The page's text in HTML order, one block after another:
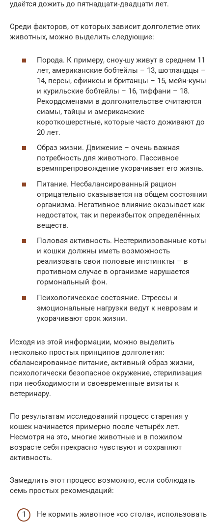
удаётся дожить до пятнадцати-двадцати лет.
Среди факторов, от которых зависит долголетие этих
животных, можно выделить следующие:
Порода. К примеру, сноу-шу живут в среднем 11
лет, американские бобтейлы – 13, шотландцы –
14, персы, сфинксы и британцы – 15, мейн-куны
и курильские бобтейлы – 16, тиффани – 18.
Рекордсменами в долгожительстве считаются
сиамы, тайцы и американские
короткошерстные, которые часто доживают до
20 лет.
Образ жизни. Движение – очень важная
потребность для животного. Пассивное
времяпрепровождение укорачивает его жизнь.
Питание. Несбалансированный рацион
отрицательно сказывается на общем состоянии
организма. Негативное влияние оказывает как
недостаток, так и переизбыток определённых
веществ.
Половая активность. Нестерилизованные коты
и кошки должны иметь возможность
реализовать свои половые инстинкты – в
противном случае в организме нарушается
гормональный фон.
Психологическое состояние. Стрессы и
эмоциональные нагрузки ведут к неврозам и
укорачивают срок жизни.
Исходя из этой информации, можно выделить
несколько простых принципов долголетия:
сбалансированное питание, активный образ жизни,
психологически безопасное окружение, стерилизация
при необходимости и своевременные визиты к
ветеринару.
По результатам исследований процесс старения у
кошек начинается примерно после четырёх лет.
Несмотря на это, многие животные и в пожилом
возрасте себя прекрасно чувствуют и сохраняют
активность.
Замедлить этот процесс возможно, если соблюдать
семь простых рекомендаций:
Не кормить животное «со стола», использовать